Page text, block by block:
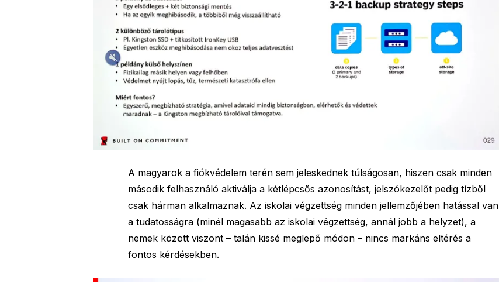
A magyarok a fiókvédelem terén sem jeleskednek túlságosan, hiszen csak minden
második felhasználó aktiválja a kétlépcsős azonosítást, jelszókezelőt pedig tízből
csak hárman alkalmaznak. Az iskolai végzettség minden jellemzőjében hatással van
a tudatosságra (minél magasabb az iskolai végzettség, annál jobb a helyzet), a
nemek között viszont – talán kissé meglepő módon – nincs markáns eltérés a
fontos kérdésekben.